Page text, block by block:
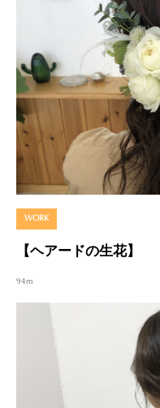
WORK
【ヘアードの生花】
94m